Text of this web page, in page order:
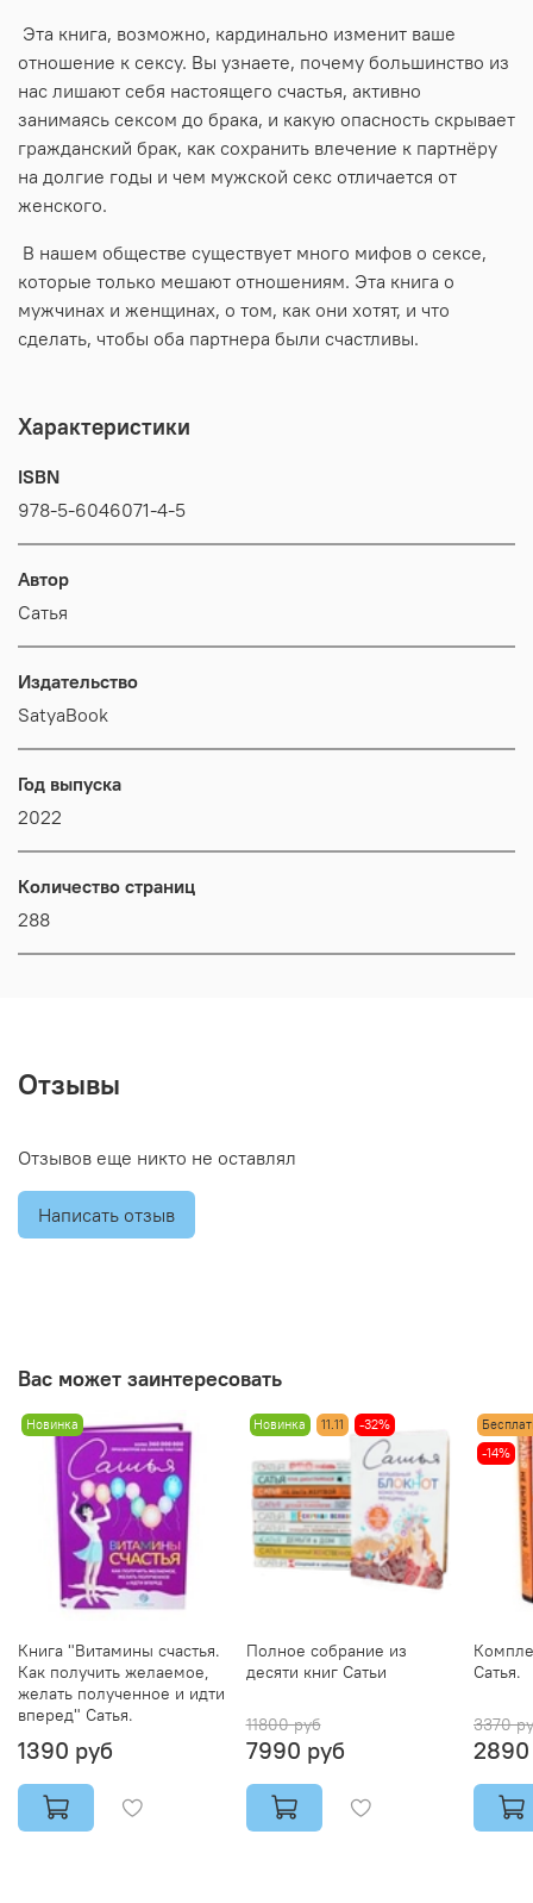
Эта книга, возможно, кардинально изменит ваше
отношение к сексу. Вы узнаете, почему большинство из
нас лишают себя настоящего счастья, активно
занимаясь сексом до брака, и какую опасность скрывает
гражданский брак, как сохранить влечение к партнёру
на долгие годы и чем мужской секс отличается от
женского.
В нашем обществе существует много мифов о сексе,
которые только мешают отношениям. Эта книга о
мужчинах и женщинах, о том, как они хотят, и что
сделать, чтобы оба партнера были счастливы.
Характеристики
ISBN
978-5-6046071-4-5
Автор
Сатья
Издательство
SatyaBook
Год выпуска
2022
Количество страниц
288
Отзывы
Отзывов еще никто не оставлял
Написать отзыв
Вас может заинтересовать
Новинка
Книга "Витамины счастья.
Как получить желаемое,
желать полученное и идти
вперед" Сатья.
1390 руб
Новинка 11.11 -32%
Полное собрание из
десяти книг Сатьи
11800 руб
7990 руб
-14%
Сатья.
3370
2890